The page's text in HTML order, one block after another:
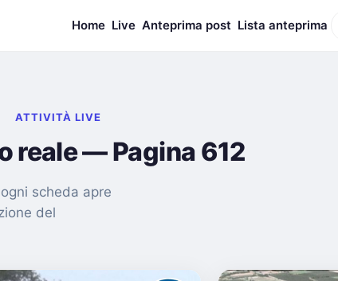
Home Live Anteprima post Lista anteprima
ATTIVITÀ LIVE
reale — Pagina 612
scheda apre
del